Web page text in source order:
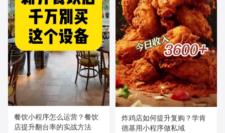
餐饮小程序怎么运营？餐饮
店提升翻台率的实战方法
炸鸡店如何提升复购？学肯
德基用小程序做私域